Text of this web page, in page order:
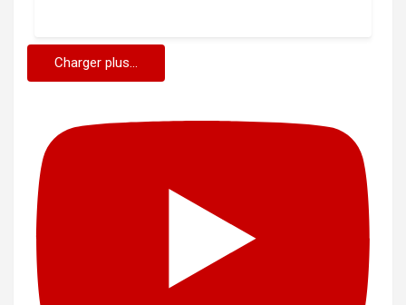
Charger plus...